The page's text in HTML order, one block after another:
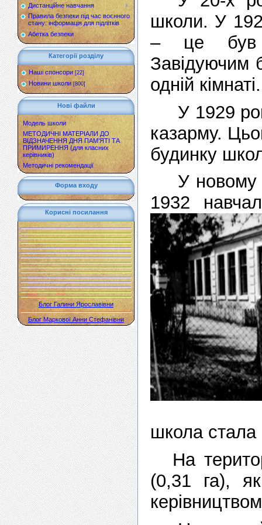
Дистанційне навчання
Правила безпеки під час воєнного
стану: інформація для підлітків
Абетка безпеки
Категорії розділу
Наші спонсори [22]
Новини школи [800]
Нові файли
Модель школи
МЕТОДИЧНІ МАТЕРІАЛИ ДО
ВІДЗНАЧЕННЯ ДНЯ ПАМ’ЯТІ ТА
ПРИМИРЕННЯ (для класних
керівників)
Методичні рекомендації
Форма входу
Корисні посилання
Блог Галини Ярославівни
Блог Маркової Анни Стефанівни
школи. У
– це був
Завідуючим
одній кімнаті.
У 1929
казарму.
будинку
У новому
1932
школа
На
(0,31 га),